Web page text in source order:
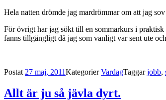
Hela natten drömde jag mardrömmar om att jag
För övrigt har jag sökt till en sommarkurs i
fanns tillgängligt då jag som vanligt var sent ute
Postat 27 maj, 2011KategorierVardagTaggarjobb,
Allt är ju så jävla dyrt.